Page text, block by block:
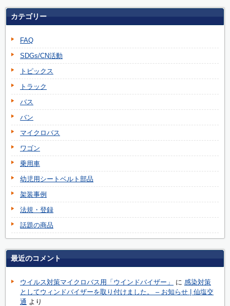
カテゴリー
FAQ
SDGs/CN活動
トピックス
トラック
バス
バン
マイクロバス
ワゴン
乗用車
幼児用シートベルト部品
架装事例
法規・登録
話題の商品
最近のコメント
ウイルス対策マイクロバス用「ウインドバイザー」 に 感染対策
としてウィンドバイザーを取り付けました。 – お知らせ | 仙塩交
通 より